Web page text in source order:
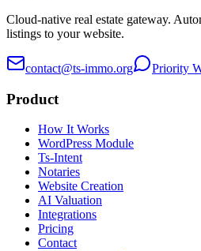
Cloud-native real estate gateway.
listings to your website.
contact@ts-immo.org Priority
Product
How It Works
WordPress Module
Ts-Intent
Notaries
Website Creation
AI Valuation
Integrations
Pricing
Contact